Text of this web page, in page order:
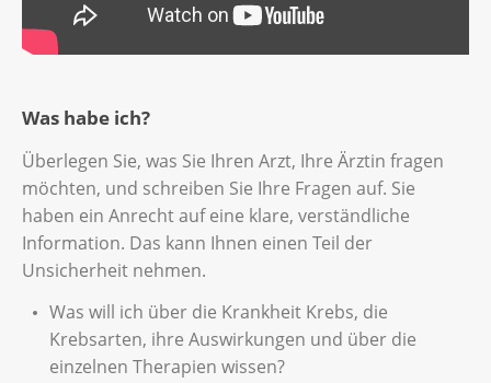
Was habe ich?
Überlegen Sie, was Sie Ihren Arzt, Ihre Ärztin fragen
möchten, und schreiben Sie Ihre Fragen auf. Sie
haben ein Anrecht auf eine klare, verständliche
Information. Das kann Ihnen einen Teil der
Unsicherheit nehmen.
Was will ich über die Krankheit Krebs, die
Krebsarten, ihre Auswirkungen und über die
einzelnen Therapien wissen?